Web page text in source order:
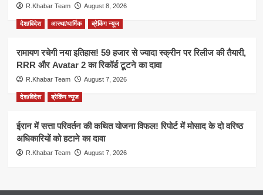
R.Khabar Team August 8, 2026
देश/विदेश आस्था/धार्मिक ब्रेकिंग न्यूज
रामायण रचेगी नया इतिहास! 59 हजार से ज्यादा स्क्रीन पर रिलीज की तैयारी,
RRR और Avatar 2 का रिकॉर्ड टूटने का दावा
R.Khabar Team August 7, 2026
देश/विदेश ब्रेकिंग न्यूज
ईरान में सत्ता परिवर्तन की कथित योजना विफल! रिपोर्ट में मोसाद के दो वरिष्ठ
अधिकारियों को हटाने का दावा
R.Khabar Team August 7, 2026